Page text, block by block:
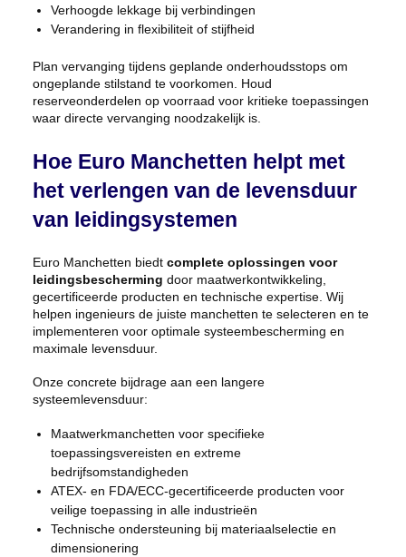
Verhoogde lekkage bij verbindingen
Verandering in flexibiliteit of stijfheid
Plan vervanging tijdens geplande onderhoudsstops om
ongeplande stilstand te voorkomen. Houd
reserveonderdelen op voorraad voor kritieke toepassingen
waar directe vervanging noodzakelijk is.
Hoe Euro Manchetten helpt met
het verlengen van de levensduur
van leidingsystemen
Euro Manchetten biedt complete oplossingen voor
leidingsbescherming door maatwerkontwikkeling,
gecertificeerde producten en technische expertise. Wij
helpen ingenieurs de juiste manchetten te selecteren en te
implementeren voor optimale systeembescherming en
maximale levensduur.
Onze concrete bijdrage aan een langere
systeemlevensduur:
Maatwerkmanchetten voor specifieke
toepassingsvereisten en extreme
bedrijfsomstandigheden
ATEX- en FDA/ECC-gecertificeerde producten voor
veilige toepassing in alle industrieën
Technische ondersteuning bij materiaalselectie en
dimensionering